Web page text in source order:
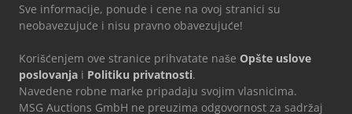
Sve informacije, ponude i cene na ovoj stranici su
neobavezujuće i nisu pravno obavezujuće!
Korišćenjem ove stranice prihvatate naše Opšte uslove
poslovanja i Politiku privatnosti.
Navedene robne marke pripadaju svojim vlasnicima.
MSG Auctions GmbH ne preuzima odgovornost za sadržaj